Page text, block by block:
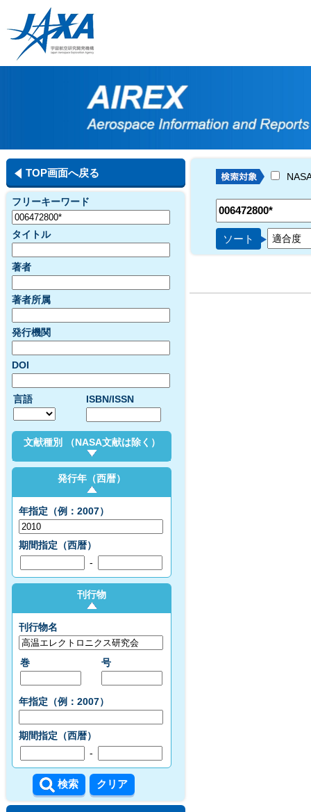
TOP画面へ戻る
フリーキーワード
タイトル
著者
著者所属
発行機関
DOI
言語 ISBN/ISSN
文献種別 （NASA文献は除く）
発行年（西暦）
年指定（例：2007）
期間指定（西暦）
-
刊行物
刊行物名
巻 号
年指定（例：2007）
期間指定（西暦）
-
ソート